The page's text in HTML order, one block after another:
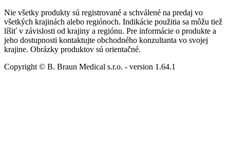
Nie všetky produkty sú registrované a schválené na predaj vo
všetkých krajinách alebo regiónoch. Indikácie použitia sa môžu tiež
líšiť v závislosti od krajiny a regiónu. Pre informácie o produkte a
jeho dostupnosti kontaktujte obchodného konzultanta vo svojej
krajine. Obrázky produktov sú orientačné.
Copyright © B. Braun Medical s.r.o. - version 1.64.1